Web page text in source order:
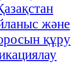
және
құру